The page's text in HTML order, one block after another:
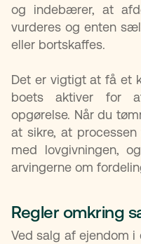
og indebærer, at
vurderes og enten
eller bortskaffes.
Det er vigtigt at få et
boets aktiver for
opgørelse. Når du
at sikre, at
med lovgivningen,
arvingerne om
Regler omkring
Ved salg af ejendom i